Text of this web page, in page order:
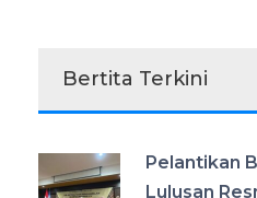
Bertita Terkini
Pelantikan
Lulusan